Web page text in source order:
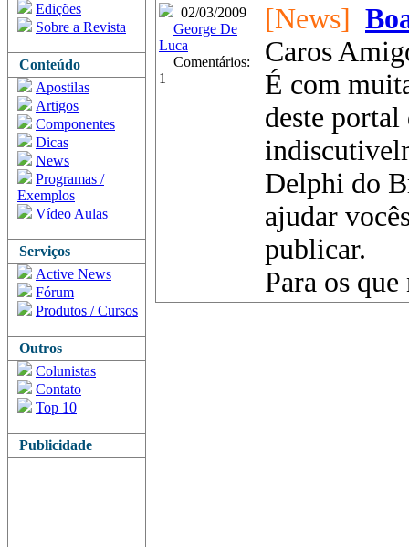
Edições
Sobre a Revista
Conteúdo
Apostilas
Artigos
Componentes
Dicas
News
Programas /
Exemplos
Vídeo Aulas
Serviços
Active News
Fórum
Produtos / Cursos
Outros
Colunistas
Contato
Top 10
Publicidade
02/03/2009
George De
Luca
Comentários:
1
[News]
Caros
É com
deste
Delphi do
ajudar
publicar.
Para os